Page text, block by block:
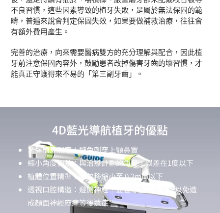
不良習慣，這些因素導致的植牙失敗，是屬於無法保固的範
疇，普遍來說會判定保固失效，如果要做補救治療，往往會
有額外費用產生。
完善的治療，向來需要醫病雙方的充分理解與配合，因此植
牙前注意保固內容外，鼓勵患者改掉傷害牙齒的壞習慣，才
能真正守護得來不易的「第三副牙齒」。
4D藍光導航植牙的優點
掌握植牙深度：避免刺穿上顎鼻竇
縮小角度偏差：與治療計劃的角度，誤差在1度以下
植體位置精準：將位移縮小至 0.2mm以下
透視口腔構造：避開神經、血管等重要組織，以免造
成顏面神經麻痺等後遺症